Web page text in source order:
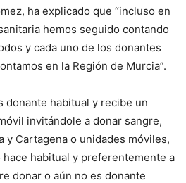
ha explicado que “incluso en
hemos seguido contando
y cada uno de los donantes
en la Región de Murcia”.
donante habitual y recibe un
invitándole a donar sangre,
y Cartagena o unidades móviles,
habitual y preferentemente a
donar o aún no es donante